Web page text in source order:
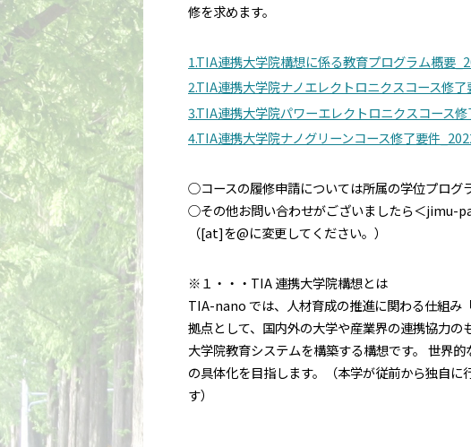
修を求めます。
1.TIA連携大学院構想に係る教育プログラム概要
2.TIA連携大学院ナノエレクトロニクスコース修
3.TIA連携大学院パワーエレクトロニクスコース
4.TIA連携大学院ナノグリーンコース修了要件
○コースの履修申請については所属の学位プログ
○その他お問い合わせがございましたら＜jimu-
（[at]を@に変更してください。）
※１・・・TIA 連携大学院構想とは
TIA-nano では、人材育成の推進に関わる仕組み
拠点として、国内外の大学や産業界の連携協力
大学院教育システムを構築する構想です。 世界
の具体化を目指します。（本学が従前から独自
す）